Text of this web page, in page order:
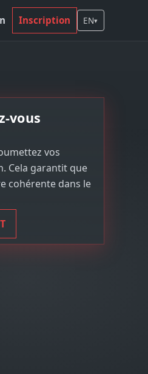
Inscription EN▾
vous
vos
Cela garantit que
cohérente dans le